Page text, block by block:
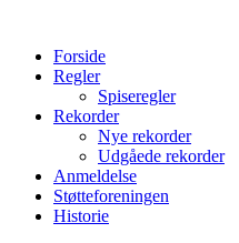
indholdForside
Regler
Spiseregler
Rekorder
Nye rekorder
Udgåede rekorder
Anmeldelse
Støtteforeningen
Historie